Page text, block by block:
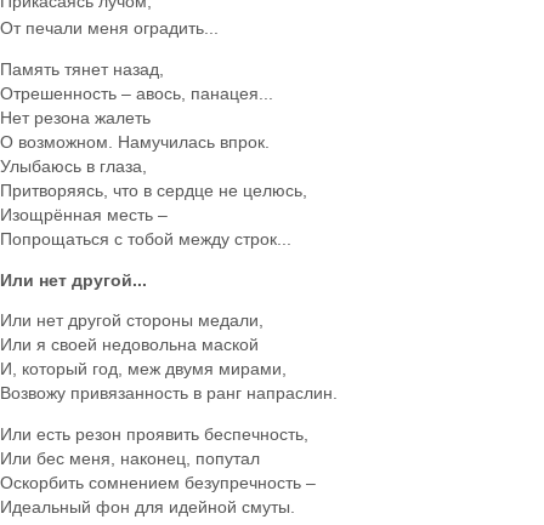
От печали меня оградить...
Память тянет назад,
Отрешенность – авось, панацея...
Нет резона жалеть
О возможном. Намучилась впрок.
Улыбаюсь в глаза,
Притворяясь, что в сердце не целюсь,
Изощрённая месть –
Попрощаться с тобой между строк...
Или нет другой...
Или нет другой стороны медали,
Или я своей недовольна маской
И, который год, меж двумя мирами,
Возвожу привязанность в ранг напраслин.
Или есть резон проявить беспечность,
Или бес меня, наконец, попутал
Оскорбить сомнением безупречность –
Идеальный фон для идейной смуты.